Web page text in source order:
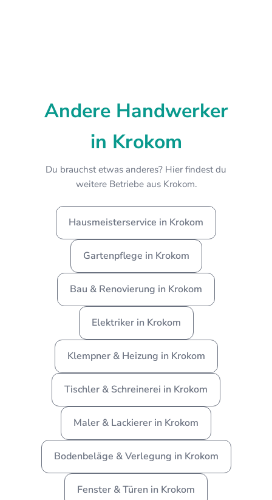
Andere Handwerker
in Krokom
Du brauchst etwas anderes? Hier findest du
weitere Betriebe aus Krokom.
Hausmeisterservice in Krokom
Gartenpflege in Krokom
Bau & Renovierung in Krokom
Elektriker in Krokom
Klempner & Heizung in Krokom
Tischler & Schreinerei in Krokom
Maler & Lackierer in Krokom
Bodenbeläge & Verlegung in Krokom
Fenster & Türen in Krokom